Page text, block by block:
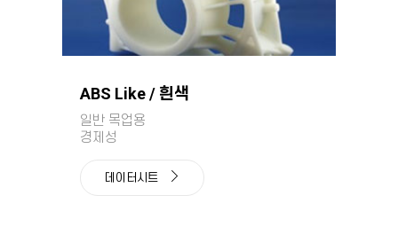
ABS Like / 흰색
일반 목업용
경제성
데이터시트